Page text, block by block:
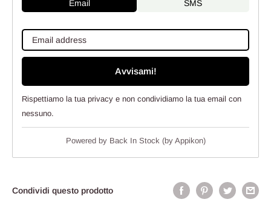
Email SMS
Avvisami!
Rispettiamo la tua privacy e non condividiamo la tua email con
nessuno.
Powered by Back In Stock (by Appikon)
Condividi questo prodotto